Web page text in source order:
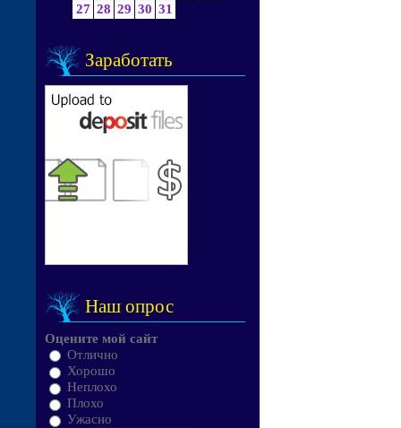
27 28 29 30 31
Заработать
Наш опрос
Оцените мой сайт
Отлично
Хорошо
Неплохо
Плохо
Ужасно